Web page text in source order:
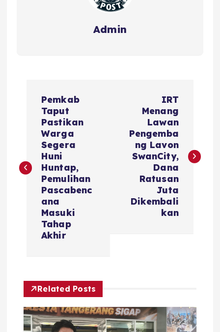
Admin
Pemkab
Taput
Pastikan
Warga
Segera
Huni
Huntap,
Pemulihan
Pascabenc
ana
Masuki
Tahap
Akhir ‎
IRT
Menang
Lawan
Pengemba
ng Lavon
SwanCity,
Dana
Ratusan
Juta
Dikembali
kan
Related Posts